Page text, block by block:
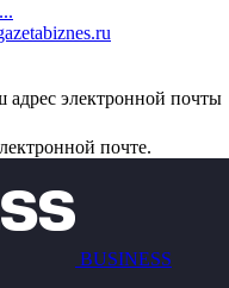
адрес электронной почты
почте.
BUSINESS